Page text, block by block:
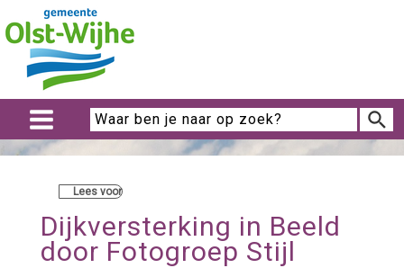
Lees voor
Dijkversterking in Beeld
door Fotogroep Stijl